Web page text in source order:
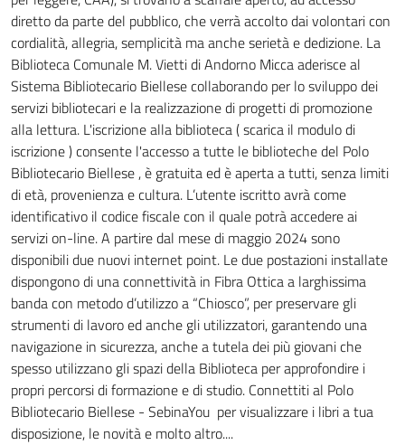
diretto da parte del pubblico, che verrà accolto dai volontari con
cordialità, allegria, semplicità ma anche serietà e dedizione. La
Biblioteca Comunale M. Vietti di Andorno Micca aderisce al
Sistema Bibliotecario Biellese collaborando per lo sviluppo dei
servizi bibliotecari e la realizzazione di progetti di promozione
alla lettura. L'iscrizione alla biblioteca ( scarica il modulo di
iscrizione ) consente l'accesso a tutte le biblioteche del Polo
Bibliotecario Biellese , è gratuita ed è aperta a tutti, senza limiti
di età, provenienza e cultura. L’utente iscritto avrà come
identificativo il codice fiscale con il quale potrà accedere ai
servizi on-line. A partire dal mese di maggio 2024 sono
disponibili due nuovi internet point. Le due postazioni installate
dispongono di una connettività in Fibra Ottica a larghissima
banda con metodo d’utilizzo a “Chiosco”, per preservare gli
strumenti di lavoro ed anche gli utilizzatori, garantendo una
navigazione in sicurezza, anche a tutela dei più giovani che
spesso utilizzano gli spazi della Biblioteca per approfondire i
propri percorsi di formazione e di studio. Connettiti al Polo
Bibliotecario Biellese - SebinaYou per visualizzare i libri a tua
disposizione, le novità e molto altro....